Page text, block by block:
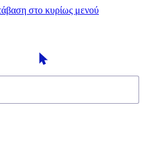
στο κυρίως μενού